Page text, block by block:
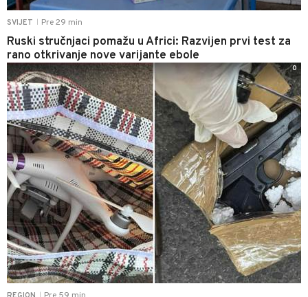
SVIJET Pre 29 min
Ruski stručnjaci pomažu u Africi: Razvijen prvi test za
rano otkrivanje nove varijante ebole
0